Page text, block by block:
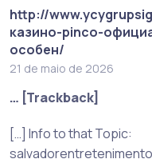
http://
казино-pinco-
особен/
21 de maio de 2026
… [Trackback]
[…] Info to that Topic: